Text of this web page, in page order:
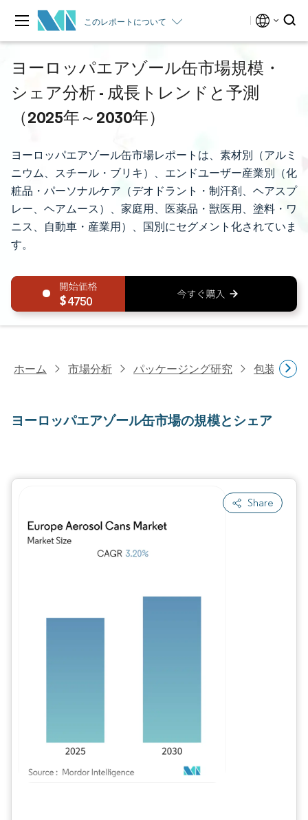
このレポートについて
ヨーロッパエアゾール缶市場規模・
シェア分析 - 成長トレンドと予測
（2025年～2030年）
ヨーロッパエアゾール缶市場レポートは、素材別（アルミ
ニウム、スチール・ブリキ）、エンドユーザー産業別（化
粧品・パーソナルケア（デオドラント・制汗剤、ヘアスプ
レー、ヘアムース）、家庭用、医薬品・獣医用、塗料・ワ
ニス、自動車・産業用）、国別にセグメント化されていま
す。
4750
ホーム 市場分析 パッケージング研究 包装材料
ヨーロッパエアゾール缶市場の規模とシェア
Share